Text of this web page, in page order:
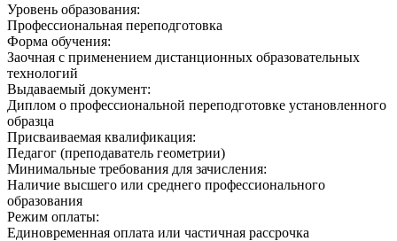
Уровень образования:
Профессиональная переподготовка
Форма обучения:
Заочная с применением дистанционных образовательных
технологий
Выдаваемый документ:
Диплом о профессиональной переподготовке установленного
образца
Присваиваемая квалификация:
Педагог (преподаватель геометрии)
Минимальные требования для зачисления:
Наличие высшего или среднего профессионального
образования
Режим оплаты:
Единовременная оплата или частичная рассрочка